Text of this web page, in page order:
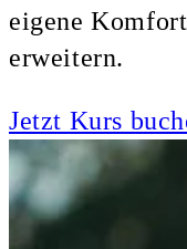
eigene
erweitern.
Jetzt Kurs